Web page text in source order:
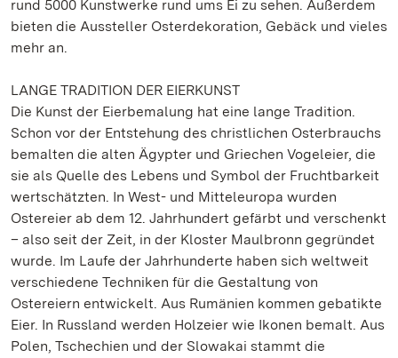
rund 5000 Kunstwerke rund ums Ei zu sehen. Außerdem
bieten die Aussteller Osterdekoration, Gebäck und vieles
mehr an.
LANGE TRADITION DER EIERKUNST
Die Kunst der Eierbemalung hat eine lange Tradition.
Schon vor der Entstehung des christlichen Osterbrauchs
bemalten die alten Ägypter und Griechen Vogeleier, die
sie als Quelle des Lebens und Symbol der Fruchtbarkeit
wertschätzten. In West- und Mitteleuropa wurden
Ostereier ab dem 12. Jahrhundert gefärbt und verschenkt
– also seit der Zeit, in der Kloster Maulbronn gegründet
wurde. Im Laufe der Jahrhunderte haben sich weltweit
verschiedene Techniken für die Gestaltung von
Ostereiern entwickelt. Aus Rumänien kommen gebatikte
Eier. In Russland werden Holzeier wie Ikonen bemalt. Aus
Polen, Tschechien und der Slowakai stammt die